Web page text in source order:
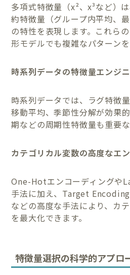
多項式特徴量（x²、x³など）
約特徴量（グループ内平均、
の特性を表現します。これら
形モデルでも複雑なパターン
時系列データの特徴量エンジ
時系列データでは、ラグ特徴
移動平均、季節性分解が効果
期などの周期性特徴量も重要
カテゴリカル変数の高度なエ
One-Hotエンコーディングや
手法に加え、Target
などの高度な手法により、カ
を最大化できます。
特徴量選択の科学的アプロ